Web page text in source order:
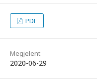
PDF
Megjelent
2020-06-29